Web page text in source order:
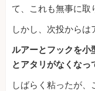
て、これも無事に取
しかし、次投からは
ルアーとフックを小
とアタリがなくなっ
しばらく粘ったが、